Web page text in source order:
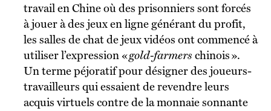
travail en Chine où des prisonniers sont forcés
à jouer à des jeux en ligne générant du profit,
les salles de chat de jeux vidéos ont commencé à
utiliser l’expression «gold-farmers chinois ».
Un terme péjoratif pour désigner des joueurs-
travailleurs qui essaient de revendre leurs
acquis virtuels contre de la monnaie sonnante